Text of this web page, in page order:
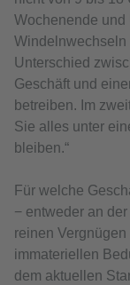
Wochenende
Windelnwechseln
Unterschied
Geschäft und
betreiben. Im
Sie alles unter
bleiben.“
Für welche
− entweder an
reinen
immateriellen
dem aktuellen